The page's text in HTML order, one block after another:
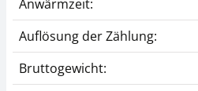
Anwärmzeit:
Auflösung der Zählung:
Bruttogewicht: